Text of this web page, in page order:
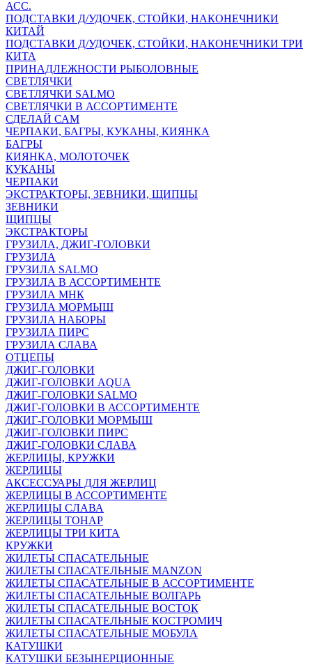
АСС.
ПОДСТАВКИ Д/УДОЧЕК, СТОЙКИ, НАКОНЕЧНИКИ
КИТАЙ
ПОДСТАВКИ Д/УДОЧЕК, СТОЙКИ, НАКОНЕЧНИКИ ТРИ
КИТА
ПРИНАДЛЕЖНОСТИ РЫБОЛОВНЫЕ
СВЕТЛЯЧКИ
СВЕТЛЯЧКИ SALMO
СВЕТЛЯЧКИ В АССОРТИМЕНТЕ
СДЕЛАЙ САМ
ЧЕРПАКИ, БАГРЫ, КУКАНЫ, КИЯНКА
БАГРЫ
КИЯНКА, МОЛОТОЧЕК
КУКАНЫ
ЧЕРПАКИ
ЭКСТРАКТОРЫ, ЗЕВНИКИ, ЩИПЦЫ
ЗЕВНИКИ
ЩИПЦЫ
ЭКСТРАКТОРЫ
ГРУЗИЛА, ДЖИГ-ГОЛОВКИ
ГРУЗИЛА
ГРУЗИЛА SALMO
ГРУЗИЛА В АССОРТИМЕНТЕ
ГРУЗИЛА МНК
ГРУЗИЛА МОРМЫШ
ГРУЗИЛА НАБОРЫ
ГРУЗИЛА ПИРС
ГРУЗИЛА СЛАВА
ОТЦЕПЫ
ДЖИГ-ГОЛОВКИ
ДЖИГ-ГОЛОВКИ AQUA
ДЖИГ-ГОЛОВКИ SALMO
ДЖИГ-ГОЛОВКИ В АССОРТИМЕНТЕ
ДЖИГ-ГОЛОВКИ МОРМЫШ
ДЖИГ-ГОЛОВКИ ПИРС
ДЖИГ-ГОЛОВКИ СЛАВА
ЖЕРЛИЦЫ, КРУЖКИ
ЖЕРЛИЦЫ
АКСЕССУАРЫ ДЛЯ ЖЕРЛИЦ
ЖЕРЛИЦЫ В АССОРТИМЕНТЕ
ЖЕРЛИЦЫ СЛАВА
ЖЕРЛИЦЫ ТОНАР
ЖЕРЛИЦЫ ТРИ КИТА
КРУЖКИ
ЖИЛЕТЫ СПАСАТЕЛЬНЫЕ
ЖИЛЕТЫ СПАСАТЕЛЬНЫЕ MANZON
ЖИЛЕТЫ СПАСАТЕЛЬНЫЕ В АССОРТИМЕНТЕ
ЖИЛЕТЫ СПАСАТЕЛЬНЫЕ ВОЛГАРЬ
ЖИЛЕТЫ СПАСАТЕЛЬНЫЕ ВОСТОК
ЖИЛЕТЫ СПАСАТЕЛЬНЫЕ КОСТРОМИЧ
ЖИЛЕТЫ СПАСАТЕЛЬНЫЕ МОБУЛА
КАТУШКИ
КАТУШКИ БЕЗЫНЕРЦИОННЫЕ